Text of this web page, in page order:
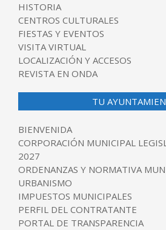
HISTORIA
CENTROS CULTURALES
FIESTAS Y EVENTOS
VISITA VIRTUAL
LOCALIZACIÓN Y ACCESOS
REVISTA EN ONDA
TU
BIENVENIDA
CORPORACIÓN MUNICIPAL
2027
ORDENANZAS Y NORMATIVA
URBANISMO
IMPUESTOS MUNICIPALES
PERFIL DEL CONTRATANTE
PORTAL DE TRANSPARENCIA